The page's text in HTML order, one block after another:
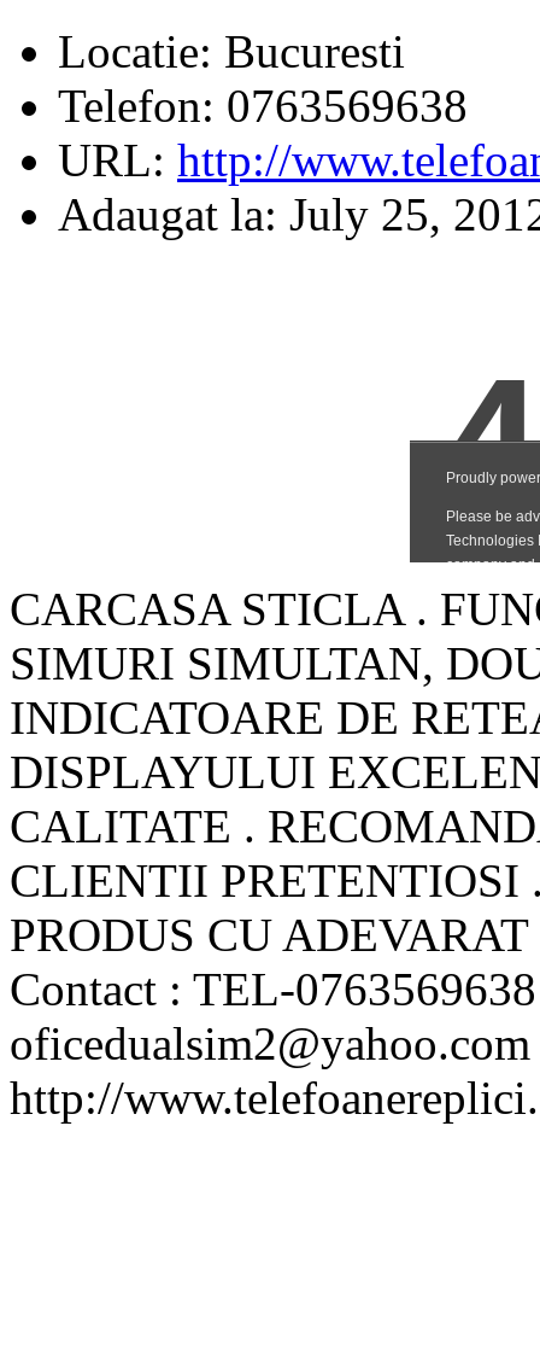
Locatie: Bucuresti
Telefon: 0763569638
URL: http://
Adaugat la: July 25,
CARCASA STICLA .
SIMURI SIMULTAN,
INDICATOARE DE
DISPLAYULUI
CALITATE .
CLIENTII PRETENTIOSI
PRODUS CU
Contact : TEL-
oficedualsim2@yahoo.com
http://